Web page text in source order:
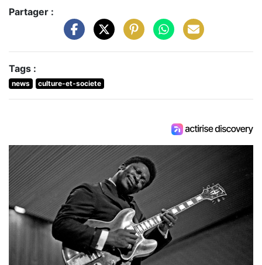
Partager :
Tags :
news culture-et-societe